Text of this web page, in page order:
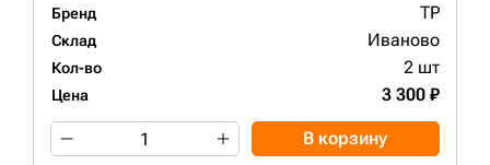
Бренд TP
Склад Иваново
Кол-во 2 шт
Цена 3 300 ₽
В корзину